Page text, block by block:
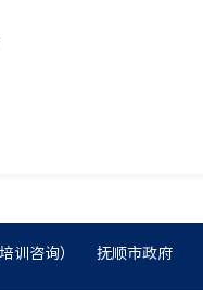
训咨询） 抚顺市政府